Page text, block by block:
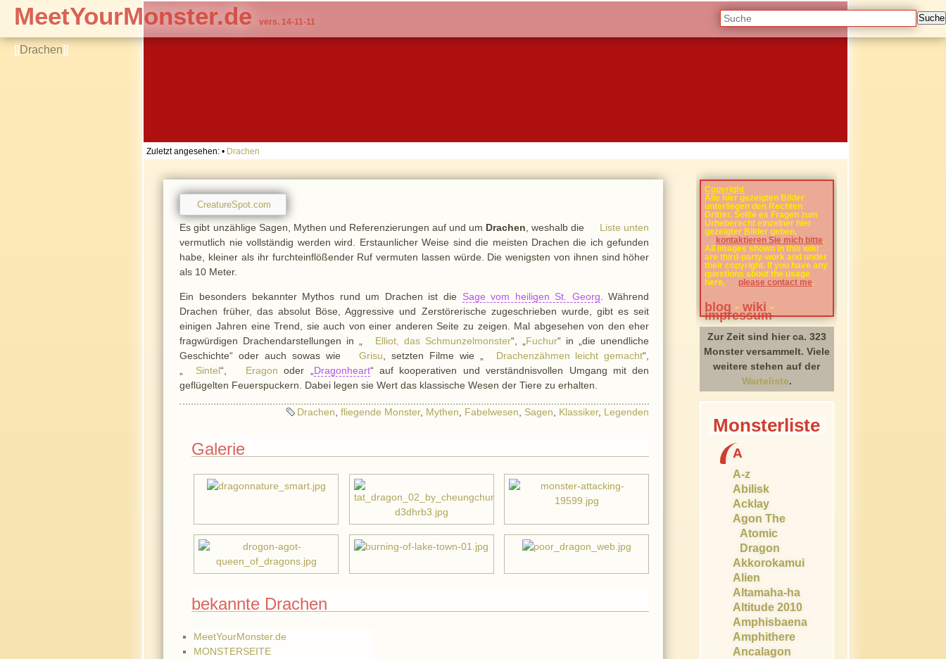
[[Drachen]]
MeetYourMonster.de vers. 14-11-11
Zuletzt angesehen: • Drachen
CreatureSpot.com
Es gibt unzählige Sagen, Mythen und Referenzierungen auf und um Drachen , weshalb die
Liste unten
vermutlich nie vollständig werden wird. Erstaunlicher Weise sind die meisten Drachen die ich gefunden
habe, kleiner als ihr furchteinflößender Ruf vermuten lassen würde. Die wenigsten von ihnen sind höher
als 10 Meter.
Ein besonders bekannter Mythos rund um Drachen ist die Sage vom heiligen St. Georg. Während
Drachen früher, das absolut Böse, Aggressive und Zerstörerische zugeschrieben wurde, gibt es seit
einigen Jahren eine Trend, sie auch von einer anderen Seite zu zeigen. Mal abgesehen von den eher
fragwürdigen Drachendarstellungen in „
Elliot, das Schmunzelmonster“, „Fuchur“ in „die unendliche
Geschichte“ oder auch sowas wie
Grisu, setzten Filme wie „ Drachenzähmen leicht gemacht“,
„
Sintel“, Eragon oder „Dragonheart“ auf kooperativen und verständnisvollen Umgang mit den
geflügelten Feuerspuckern. Dabei legen sie Wert das klassische Wesen der Tiere zu erhalten.
Drachen ,fliegende Monster, Mythen Fabelwesen Sagen Klassiker, Legenden
Galerie
bekannte Drachen
MeetYourMonster.de
MONSTERSEITE
Suche
Copyright
Alle hier gezeigten Bilder
unterliegen den Rechten
Dritter. Sollte es Fragen zum
Urheberecht einzelner hier
gezeigter Bilder geben,
kontaktieren Sie mich bitte.
All images shown in this wiki
are third-party-work and under
their copyright. If you have any
questions about the usage
here,
please contact me.
blog -wiki -
impressum
Zur Zeit sind hier ca. 323
Monster versammelt. Viele
weitere stehen auf der
Warteliste.
Monsterliste
A
A-z
Abilisk
Acklay
Agon The
Atomic
Dragon
Akkorokamui
Alien
Altamaha-ha
Altitude 2010
Amphisbaena
Amphithere
Ancalagon